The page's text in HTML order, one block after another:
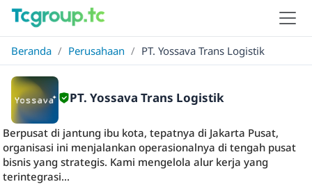
Beranda / Perusahaan / PT. Yossava Trans Logistik
PT. Yossava Trans Logistik
Berpusat di jantung ibu kota, tepatnya di Jakarta Pusat,
organisasi ini menjalankan operasionalnya di tengah pusat
bisnis yang strategis. Kami mengelola alur kerja yang
terintegrasi...